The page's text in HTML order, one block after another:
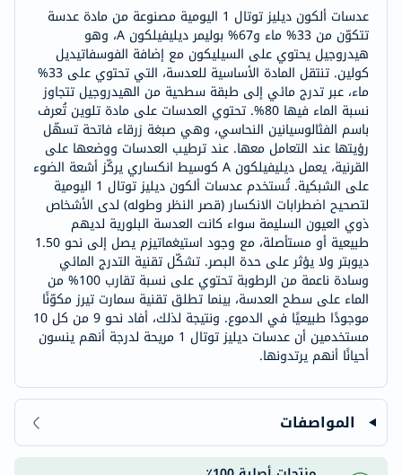
عدسات ألكون ديليز توتال 1 اليومية مصنوعة من مادة عدسة
تتكوّن من 33% ماء و67% بوليمر ديليفيلكون A، وهو
هيدروجيل يحتوي على السيليكون مع إضافة الفوسفاتيديل
كولين. تنتقل المادة الأساسية للعدسة، التي تحتوي على 33%
ماء، عبر تدرج مائي إلى طبقة سطحية من الهيدروجيل تتجاوز
نسبة الماء فيها 80%. تحتوي العدسات على مادة تلوين تُعرف
باسم الفثالوسيانين النحاسي، وهي صبغة زرقاء فاتحة تسهّل
رؤيتها عند التعامل معها. عند ترطيب العدسات ووضعها على
القرنية، يعمل ديليفيلكون A كوسيط انكساري يركّز أشعة الضوء
على الشبكية. تُستخدم عدسات ألكون ديليز توتال 1 اليومية
لتصحيح اضطرابات الانكسار (قصر النظر وطوله) لدى الأشخاص
ذوي العيون السليمة سواء كانت العدسة البلورية لديهم
طبيعية أو مستأصلة، مع وجود استيغماتيزم يصل إلى نحو 1.50
ديوبتر ولا يؤثر على حدة البصر. تشكّل تقنية التدرج المائي
وسادة ناعمة من الرطوبة تحتوي على نسبة تقارب 100% من
الماء على سطح العدسة، بينما تطلق تقنية سمارت تيرز مكوّنًا
موجودًا طبيعيًا في الدموع. ونتيجة لذلك، أفاد نحو 9 من كل 10
مستخدمين أن عدسات ديليز توتال 1 مريحة لدرجة أنهم ينسون
أحيانًا أنهم يرتدونها.
المواصفات